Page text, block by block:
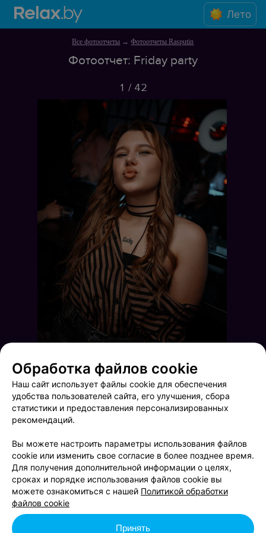
Лето
Все фотоотчеты →Фотоотчеты Rasputin
Фотоотчет: Friday party
1 / 42
Terra party Mlyn ruzh
Обработка файлов cookie
Наш сайт использует файлы cookie для обеспечения
удобства пользователей сайта, его улучшения, сбора
статистики и предоставления персонализированных
рекомендаций.
Вы можете настроить параметры использования файлов
cookie или изменить свое согласие в более позднее время.
Для получения дополнительной информации о целях,
сроках и порядке использования файлов cookie вы
можете ознакомиться с нашей Политикой обработки
файлов cookie
Принять